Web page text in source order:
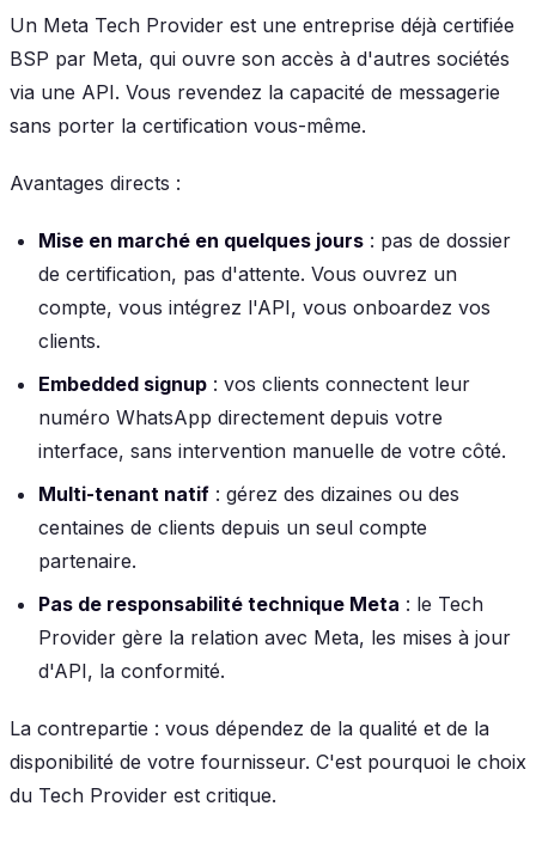
Un Meta Tech Provider est une entreprise déjà certifiée
BSP par Meta, qui ouvre son accès à d'autres sociétés
via une API. Vous revendez la capacité de messagerie
sans porter la certification vous-même.
Avantages directs :
Mise en marché en quelques jours : pas de dossier
de certification, pas d'attente. Vous ouvrez un
compte, vous intégrez l'API, vous onboardez vos
clients.
Embedded signup : vos clients connectent leur
numéro WhatsApp directement depuis votre
interface, sans intervention manuelle de votre côté.
Multi-tenant natif : gérez des dizaines ou des
centaines de clients depuis un seul compte
partenaire.
Pas de responsabilité technique Meta : le Tech
Provider gère la relation avec Meta, les mises à jour
d'API, la conformité.
La contrepartie : vous dépendez de la qualité et de la
disponibilité de votre fournisseur. C'est pourquoi le choix
du Tech Provider est critique.